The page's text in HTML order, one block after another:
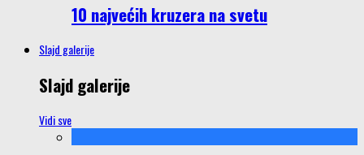
10 najvećih kruzera na svetu
Slajd galerije
Slajd galerije
Vidi sve